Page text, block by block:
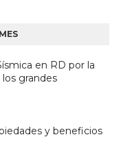
en RD por la
grandes
y beneficios